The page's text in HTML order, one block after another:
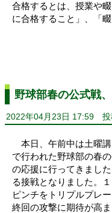
合格するとは、授業や
に合格すること」、「
野球部春の公式戦
2022年04月23日 17:59
本日、午前中は土曜
で行われた野球部の春
の応援に行ってきまし
る接戦となりました。
ピンチをトリプルプレ
終回の攻撃に期待が高